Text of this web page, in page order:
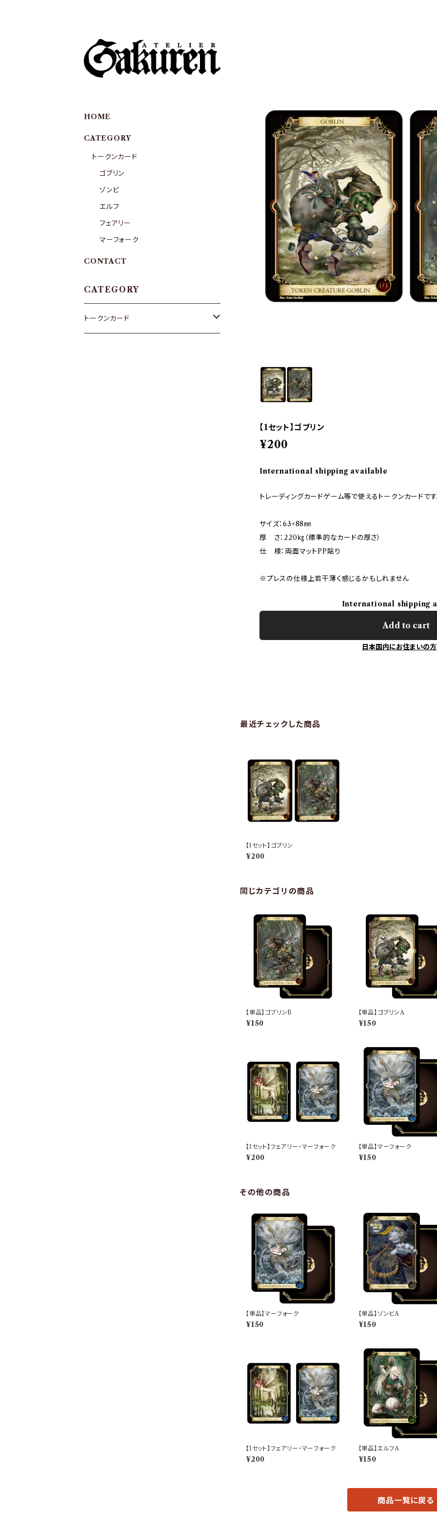
【1セット】ゴブリン
¥200
International shipping available
トレーディングカードゲーム等で使えるトークンカードです
サイズ：63×88㎜
厚 さ：220㎏（標準的なカードの厚さ）
仕 様：両面マットPP貼り
※プレスの仕様上若干薄く感じるかもしれません
International shipping
Add to cart
日本国内にお住まいの
最近チェックした商品
【1セット】ゴブリン
¥200
同じカテゴリの商品
【単品】ゴブリンB
¥150
【単品】ゴブリンA
¥150
【1セット】フェアリー・マーフォーク
¥200
【単品】マーフォーク
¥150
その他の商品
【単品】マーフォーク
¥150
【単品】ゾンビA
¥150
【1セット】フェアリー・マーフォーク
¥200
【単品】エルフA
¥150
商品一覧に戻る
HOME
CATEGORY
トークンカード
ゴブリン
ゾンビ
エルフ
フェアリー
マーフォーク
CONTACT
CATEGORY
トークンカード